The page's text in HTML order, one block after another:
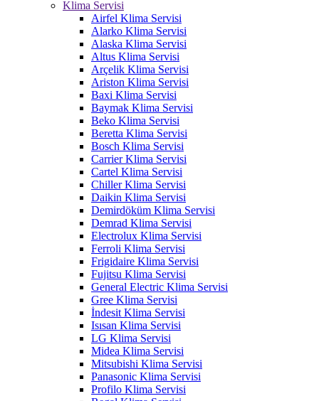
Klima Servisi
Airfel Klima Servisi
Alarko Klima Servisi
Alaska Klima Servisi
Altus Klima Servisi
Arçelik Klima Servisi
Ariston Klima Servisi
Baxi Klima Servisi
Baymak Klima Servisi
Beko Klima Servisi
Beretta Klima Servisi
Bosch Klima Servisi
Carrier Klima Servisi
Cartel Klima Servisi
Chiller Klima Servisi
Daikin Klima Servisi
Demirdöküm Klima Servisi
Demrad Klima Servisi
Electrolux Klima Servisi
Ferroli Klima Servisi
Frigidaire Klima Servisi
Fujitsu Klima Servisi
General Electric Klima Servisi
Gree Klima Servisi
İndesit Klima Servisi
Isısan Klima Servisi
LG Klima Servisi
Midea Klima Servisi
Mitsubishi Klima Servisi
Panasonic Klima Servisi
Profilo Klima Servisi